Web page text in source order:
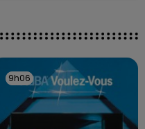
9h06
9h06